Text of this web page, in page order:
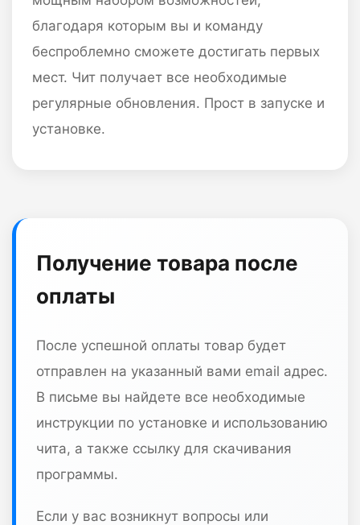
благодаря которым вы и команду
беспроблемно сможете достигать первых
мест. Чит получает все необходимые
регулярные обновления. Прост в запуске и
установке.
Получение товара после
оплаты
После успешной оплаты товар будет
отправлен на указанный вами email адрес.
В письме вы найдете все необходимые
инструкции по установке и использованию
чита, а также ссылку для скачивания
программы.
Если у вас возникнут вопросы или